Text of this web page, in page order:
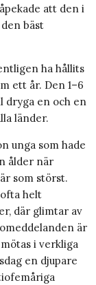
att den i
bäst
ha hållits
ett år. Den 1–6
dryga en och en
länder.
unga som hade
ålder när
som störst.
helt
där glimtar av
är
i verkliga
en djupare